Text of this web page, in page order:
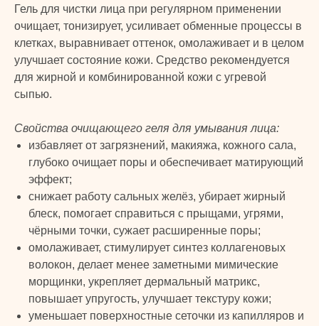
Гель для чистки лица при регулярном применении
очищает, тонизирует, усиливает обменные процессы в
клетках, выравнивает оттенок, омолаживает и в целом
улучшает состояние кожи. Средство рекомендуется
для жирной и комбинированной кожи с угревой
сыпью.
Свойства очищающего геля для умывания лица:
избавляет от загрязнений, макияжа, кожного сала,
глубоко очищает поры и обеспечивает матирующий
эффект;
снижает работу сальных желёз, убирает жирный
блеск, помогает справиться с прыщами, угрями,
чёрными точки, сужает расширенные поры;
омолаживает, стимулирует синтез коллагеновых
волокон, делает менее заметными мимические
морщинки, укрепляет дермальный матрикс,
повышает упругость, улучшает текстуру кожи;
уменьшает поверхностные сеточки из капилляров и